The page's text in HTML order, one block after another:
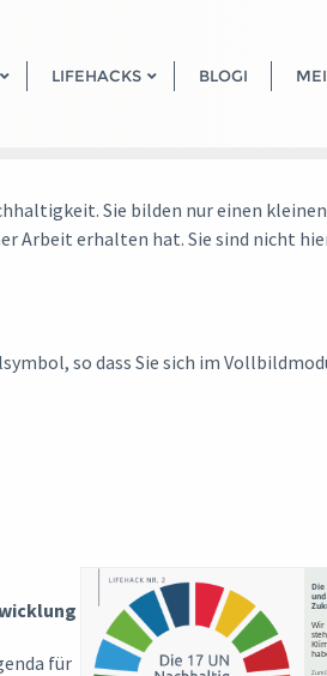
LIFEHACKS BLOGI
Sie bilden nur einen
Arbeit erhalten hat. Sie sind nicht
so dass Sie sich im
für